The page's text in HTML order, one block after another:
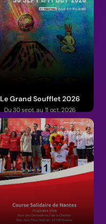
Le Grand Soufflet 2026
Du 30 sept. au 11 oct. 2026
(Bretagne)